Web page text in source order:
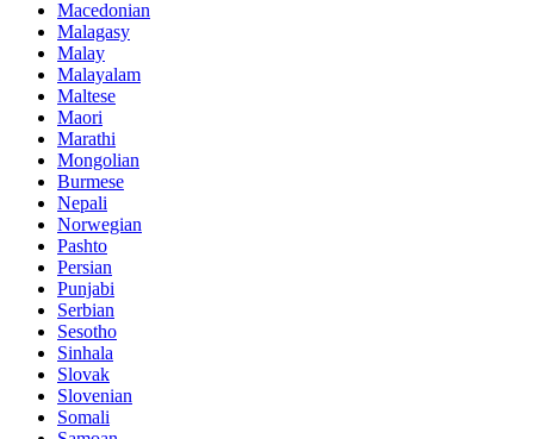
Macedonian
Malagasy
Malay
Malayalam
Maltese
Maori
Marathi
Mongolian
Burmese
Nepali
Norwegian
Pashto
Persian
Punjabi
Serbian
Sesotho
Sinhala
Slovak
Slovenian
Somali